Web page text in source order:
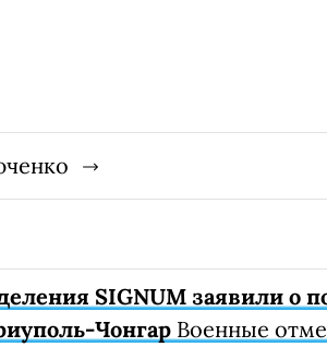
SIGNUM заявили о
Чонгар Военные